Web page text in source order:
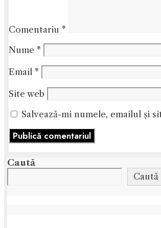
Comentariu *
Nume *
Email *
Site web
Salvează-mi numele, emailul și
Caută
Caută